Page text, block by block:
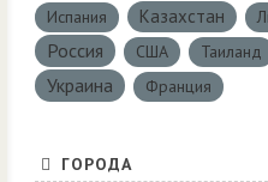
Испания
Казахстан
Россия США Таиланд
Украина Франция
ГОРОДА